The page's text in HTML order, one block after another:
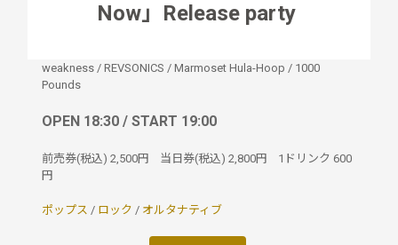
Now」Release party
weakness / REVSONICS / Marmoset Hula-Hoop / 1000
Pounds
OPEN 18:30 / START 19:00
前売券(税込) 2,500円 当日券(税込) 2,800円 1ドリンク 600
円
ポップス / ロック / オルタナティブ